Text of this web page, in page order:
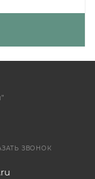
ЗВОНОК